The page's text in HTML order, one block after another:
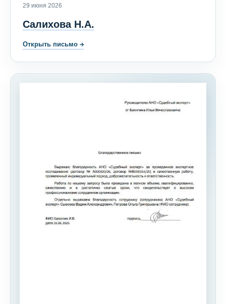
29 июня 2026
Салихова Н.А.
Открыть письмо →